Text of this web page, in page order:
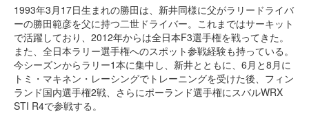
1993年3月17日生まれの勝田は、新井同様に父がラリードライバ
ーの勝田範彦を父に持つ二世ドライバー。これまではサーキット
で活躍しており、2012年からは全日本F3選手権を戦ってきた。
また、全日本ラリー選手権へのスポット参戦経験も持っている。
今シーズンからラリー1本に集中し、新井とともに、6月と8月に
トミ・マキネン・レーシングでトレーニングを受けた後、フィン
ランド国内選手権2戦、さらにポーランド選手権にスバルWRX
STI R4で参戦する。